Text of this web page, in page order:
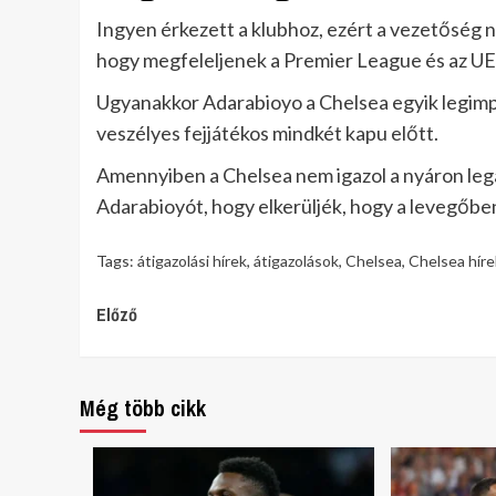
Ingyen érkezett a klubhoz, ezért a vezetőség
hogy megfeleljenek a Premier League és az
Ugyanakkor Adarabioyo a Chelsea egyik
veszélyes fejjátékos mindkét kapu előtt.
Amennyiben a Chelsea nem igazol a nyáron
Adarabioyót, hogy elkerüljék, hogy a
Tags: átigazolási hírek, átigazolások, Chelsea, Chelsea
Continue
Előző
Még több cikk